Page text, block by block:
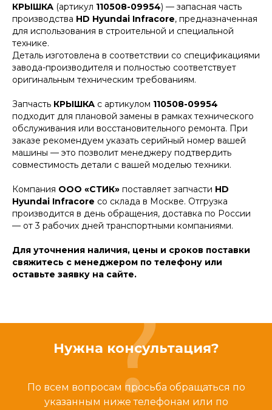
КРЫШКА (артикул 110508-09954) — запасная часть
производства HD Hyundai Infracore, предназначенная
для использования в строительной и специальной
технике.
Деталь изготовлена в соответствии со спецификациями
завода-производителя и полностью соответствует
оригинальным техническим требованиям.
Запчасть КРЫШКА с артикулом 110508-09954
подходит для плановой замены в рамках технического
обслуживания или восстановительного ремонта. При
заказе рекомендуем указать серийный номер вашей
машины — это позволит менеджеру подтвердить
совместимость детали с вашей моделью техники.
Компания ООО «СТИК» поставляет запчасти HD
Hyundai Infracore со склада в Москве. Отгрузка
производится в день обращения, доставка по России
— от 3 рабочих дней транспортными компаниями.
Для уточнения наличия, цены и сроков поставки
свяжитесь с менеджером по телефону или
оставьте заявку на сайте.
Нужна консультация?
По всем вопросам просьба обращаться по
указанным ниже телефонам или по